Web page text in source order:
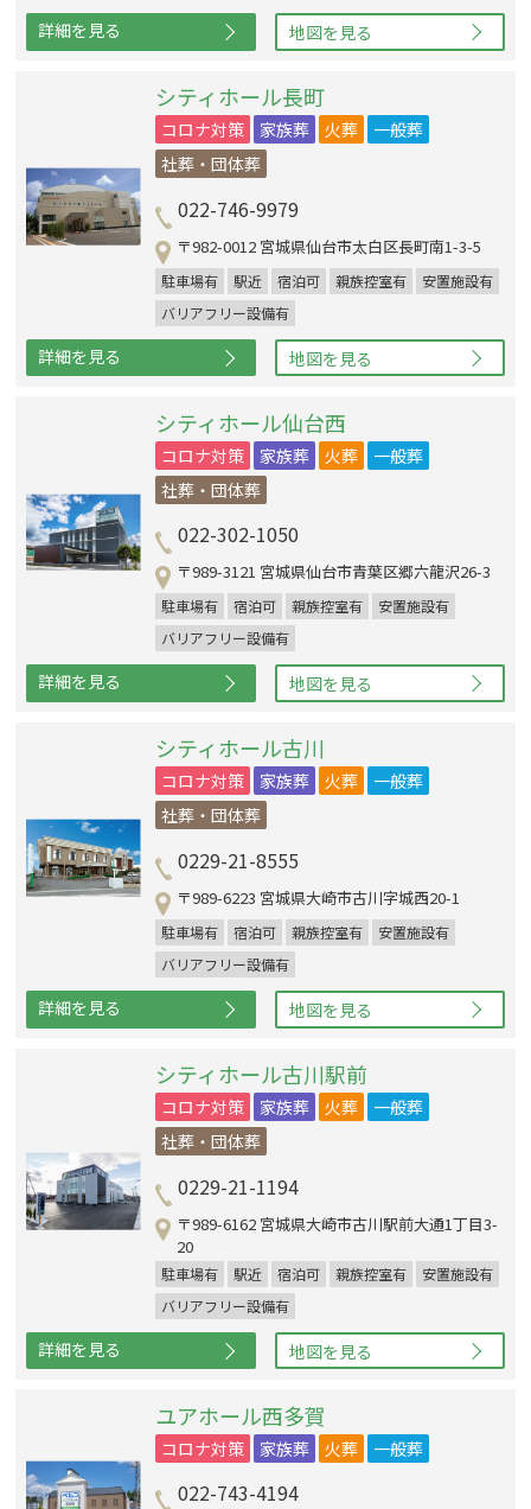
詳細を見る 地図を見る
シティホール長町
コロナ対策 家族葬 火葬
一般葬
社葬・団体葬
022-746-9979
〒982-0012 宮城県仙台市太白区長町南1-3-5
駐車場有 駅近 宿泊可 親族控室有
安置施設有
バリアフリー設備有
詳細を見る 地図を見る
シティホール仙台西
コロナ対策 家族葬 火葬
一般葬
社葬・団体葬
022-302-1050
〒989-3121 宮城県仙台市青葉区郷六龍沢26-3
駐車場有 宿泊可 親族控室有
安置施設有
バリアフリー設備有
詳細を見る 地図を見る
シティホール古川
コロナ対策 家族葬 火葬
一般葬
社葬・団体葬
0229-21-8555
〒989-6223 宮城県大崎市古川字城西20-1
駐車場有 宿泊可 親族控室有
安置施設有
バリアフリー設備有
詳細を見る 地図を見る
シティホール古川駅前
コロナ対策 家族葬 火葬
一般葬
社葬・団体葬
0229-21-1194
〒989-6162 宮城県大崎市古川駅前大通1丁目3-
20
駐車場有 駅近 宿泊可 親族控室有
安置施設有
バリアフリー設備有
詳細を見る 地図を見る
ユアホール西多賀
コロナ対策 家族葬 火葬 一般葬
022-743-4194